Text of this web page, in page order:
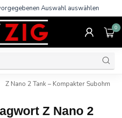
Auswahl auswählen
0
Z Nano 2 Tank – Kompakter Subohm
Z Nano 2